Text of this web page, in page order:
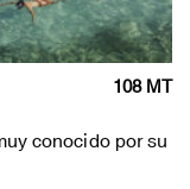
108 MT
conocido por su